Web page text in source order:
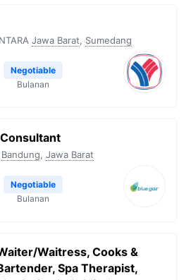
Jawa Barat, Sumedang
Negotiable
Bulanan
Bandung, Jawa Barat
Negotiable
Bulanan
Waitress, Cooks &
Spa Therapist,